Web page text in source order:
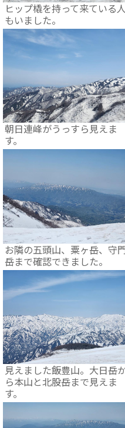
ヒップ橇を持って来ている人
もいました。
朝日連峰がうっすら見えま
す。
お隣の五頭山、粟ヶ岳、守
岳まで確認できました。
見えました飯豊山。大日岳
ら本山と北股岳まで見えま
す。